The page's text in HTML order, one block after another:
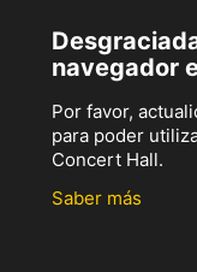
navegador
Por favor,
para poder
Concert Hall.
Saber más